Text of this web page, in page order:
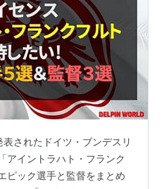
1回
81, 1987-88,
されたドイツ・ブンデスリ
アイントラハト・フランク
ピック選手と監督をまとめ